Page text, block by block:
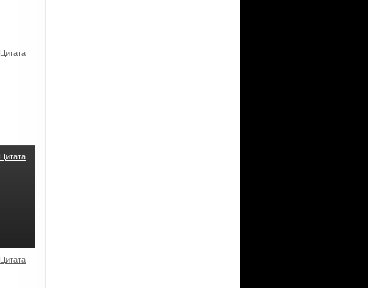
Цитата
Цитата
Цитата